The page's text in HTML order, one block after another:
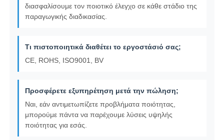
διασφαλίσουμε τον ποιοτικό έλεγχο σε κάθε στάδιο της
παραγωγικής διαδικασίας.
Τι πιστοποιητικά διαθέτει το εργοστάσιό σας;
CE, ROHS, ISO9001, BV
Προσφέρετε εξυπηρέτηση μετά την πώληση;
Ναι, εάν αντιμετωπίζετε προβλήματα ποιότητας,
μπορούμε πάντα να παρέχουμε λύσεις υψηλής
ποιότητας για εσάς.